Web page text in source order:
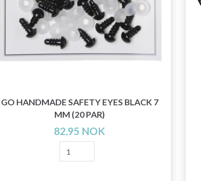
GO HANDMADE SAFETY EYES BLACK 7
MM (20 PAR)
82,95 NOK